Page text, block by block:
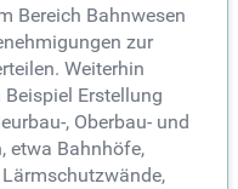
Bereich Bahnwesen
zur
Weiterhin
Erstellung
, Oberbau- und
etwa Bahnhöfe,